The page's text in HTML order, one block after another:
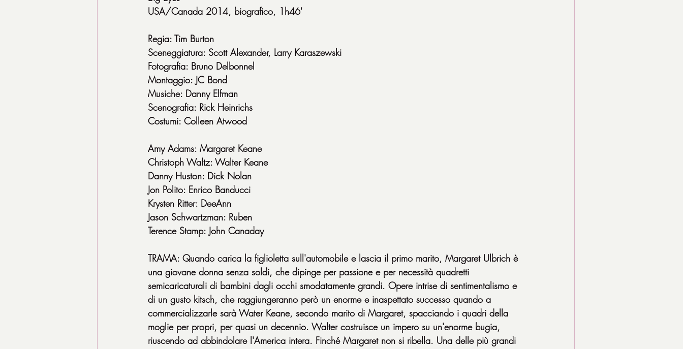
USA/Canada 2014, biografico, 1h46'
Regia: Tim Burton
Sceneggiatura: Scott Alexander, Larry Karaszewski
Fotografia: Bruno Delbonnel
Montaggio: JC Bond
Musiche: Danny Elfman
Scenografia: Rick Heinrichs
Costumi: Colleen Atwood
Amy Adams: Margaret Keane
Christoph Waltz: Walter Keane
Danny Huston: Dick Nolan
Jon Polito: Enrico Banducci
Krysten Ritter: DeeAnn
Jason Schwartzman: Ruben
Terence Stamp: John Canaday
TRAMA: Quando carica la figlioletta sull'automobile e lascia il primo marito, Margaret Ulbrich è
una giovane donna senza soldi, che dipinge per passione e per necessità quadretti
semicaricaturali di bambini dagli occhi smodatamente grandi. Opere intrise di sentimentalismo e
di un gusto kitsch, che raggiungeranno però un enorme e inaspettato successo quando a
commercializzarle sarà Water Keane, secondo marito di Margaret, spacciando i quadri della
moglie per propri, per quasi un decennio. Walter costruisce un impero su un'enorme bugia,
riuscendo ad abbindolare l'America intera. Finché Margaret non si ribella. Una delle più grandi